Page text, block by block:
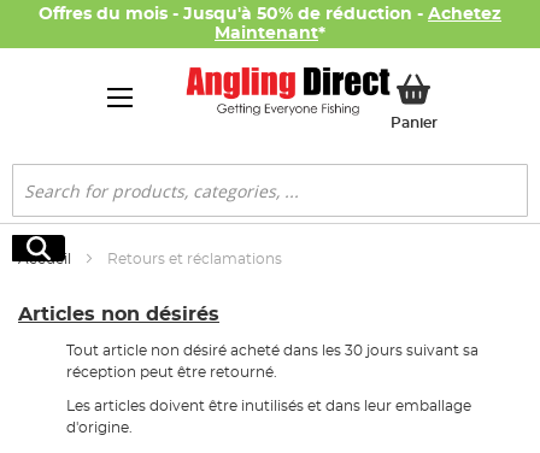
Offres du mois - Jusqu'à 50% de réduction - Achetez
Maintenant*
PanierMon panier
Rechercher
Rechercher
Accueil Retours et réclamations
Articles non désirés
Tout article non désiré acheté dans les 30 jours suivant sa
réception peut être retourné.
Les articles doivent être inutilisés et dans leur emballage
d'origine.